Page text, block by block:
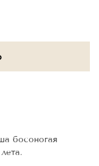
босоногая